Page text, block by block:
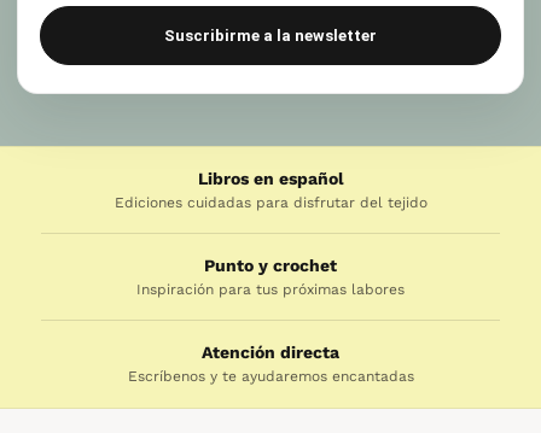
Suscribirme a la newsletter
Libros en español
Ediciones cuidadas para disfrutar del tejido
Punto y crochet
Inspiración para tus próximas labores
Atención directa
Escríbenos y te ayudaremos encantadas